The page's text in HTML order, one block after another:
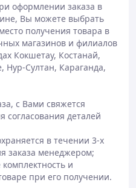
Самовывоз или
доставка
курьерскими
службами СДЕК,
Доставка до
магазина АСКОМ
оформлении заказа в
Вы можете выбрать
получения товара в
магазинов и филиалов
Кокшетау, Костанай,
Нур-Султан, Караганда,
с Вами свяжется
деталей
в течении 3-х
заказа менеджером;
и
при его получении.